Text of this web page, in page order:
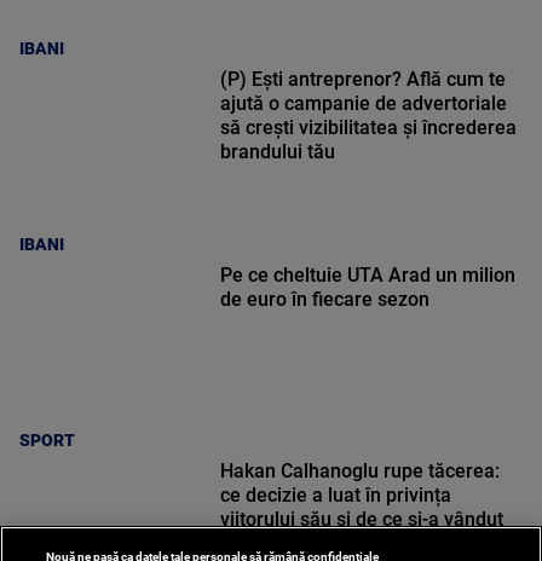
IBANI
IBANI
(P) Ești antreprenor? Află cum te
ajută o campanie de advertoriale
să crești vizibilitatea și încrederea
brandului tău
SPORT
Pe ce cheltuie UTA Arad un milion
de euro în fiecare sezon
Hakan Calhanoglu rupe tăcerea:
ce decizie a luat în privința
viitorului său și de ce și-a vândut
Nouă ne pasă ca datele tale personale să rămână confidențiale